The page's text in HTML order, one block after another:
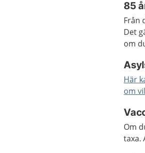
85
Från
Det
om
Här
om
Om
taxa.